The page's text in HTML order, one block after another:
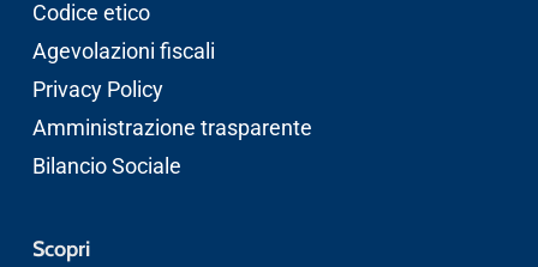
Codice etico
Agevolazioni fiscali
Privacy Policy
Amministrazione trasparente
Bilancio Sociale
Scopri